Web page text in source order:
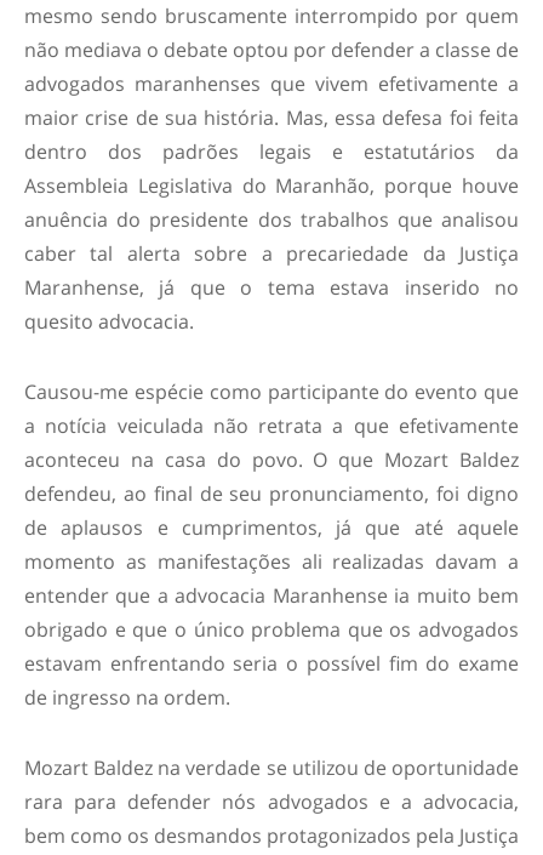
mesmo sendo bruscamente interrompido por quem
não mediava o debate optou por defender a classe de
advogados maranhenses que vivem efetivamente a
maior crise de sua história. Mas, essa defesa foi feita
dentro dos padrões legais e estatutários da
Assembleia Legislativa do Maranhão, porque houve
anuência do presidente dos trabalhos que analisou
caber tal alerta sobre a precariedade da Justiça
Maranhense, já que o tema estava inserido no
quesito advocacia.
Causou-me espécie como participante do evento que
a notícia veiculada não retrata a que efetivamente
aconteceu na casa do povo. O que Mozart Baldez
defendeu, ao final de seu pronunciamento, foi digno
de aplausos e cumprimentos, já que até aquele
momento as manifestações ali realizadas davam a
entender que a advocacia Maranhense ia muito bem
obrigado e que o único problema que os advogados
estavam enfrentando seria o possível fim do exame
de ingresso na ordem.
Mozart Baldez na verdade se utilizou de oportunidade
rara para defender nós advogados e a advocacia,
bem como os desmandos protagonizados pela Justiça